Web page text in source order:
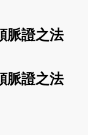
脈證之法
脈證之法